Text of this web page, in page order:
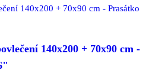
140x200 + 70x90 cm -